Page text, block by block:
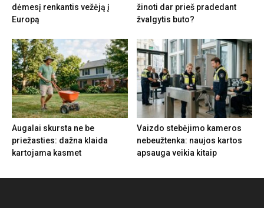
dėmesį renkantis vežėją į
Europą
žinoti dar prieš pradedant
žvalgytis buto?
Augalai skursta ne be
priežasties: dažna klaida
kartojama kasmet
Vaizdo stebėjimo kameros
nebeužtenka: naujos kartos
apsauga veikia kitaip